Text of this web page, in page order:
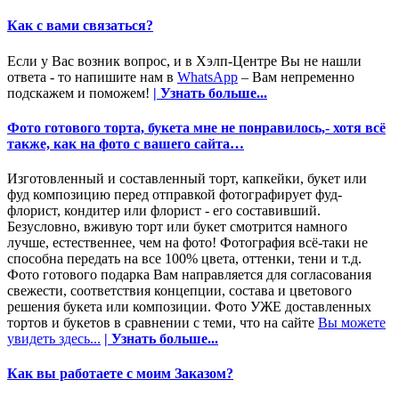
Как с вами связаться?
Если у Вас возник вопрос, и в Хэлп-Центре Вы не нашли
ответа - то напишите нам в WhatsApp – Вам непременно
подскажем и поможем! | Узнать больше...
Фото готового торта, букета мне не понравилось,- хотя всё
также, как на фото с вашего сайта…
Изготовленный и составленный торт, капкейки, букет или
фуд композицию перед отправкой фотографирует фуд-
флорист, кондитер или флорист - его составивший.
Безусловно, вживую торт или букет смотрится намного
лучше, естественнее, чем на фото! Фотография всё-таки не
способна передать на все 100% цвета, оттенки, тени и т.д.
Фото готового подарка Вам направляется для согласования
свежести, соответствия концепции, состава и цветового
решения букета или композиции. Фото УЖЕ доставленных
тортов и букетов в сравнении с теми, что на сайте Вы можете
увидеть здесь... | Узнать больше...
Как вы работаете с моим Заказом?